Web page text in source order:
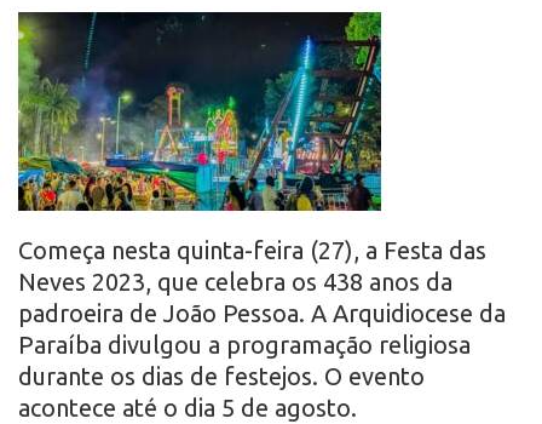
r
o
Começa nesta quinta-feira (27), a Festa das
Neves 2023, que celebra os 438 anos da
padroeira de João Pessoa. A Arquidiocese da
Paraíba divulgou a programação religiosa
durante os dias de festejos. O evento
acontece até o dia 5 de agosto.